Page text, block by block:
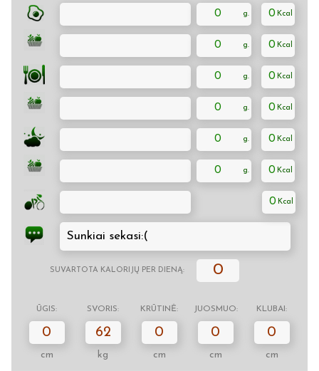
0 0
0 0
0 0
0 0
0 0
0 0
0
Sunkiai sekasi:(
SUVARTOTA KALORIJŲ PER DIENĄ: 0
ŪGIS: SVORIS: KRŪTINĖ: JUOSMUO: KLUBAI:
0
cm
62
kg
0
cm
0
cm
0
cm